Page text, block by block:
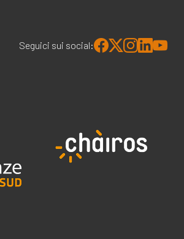
Seguici sui social: